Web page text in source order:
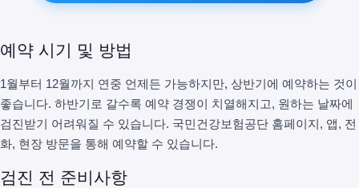
예약 시기 및 방법
1월부터 12월까지 연중 언제든 가능하지만, 상반기에 예약하는 것이
좋습니다. 하반기로 갈수록 예약 경쟁이 치열해지고, 원하는 날짜에
검진받기 어려워질 수 있습니다. 국민건강보험공단 홈페이지, 앱, 전
화, 현장 방문을 통해 예약할 수 있습니다.
검진 전 준비사항